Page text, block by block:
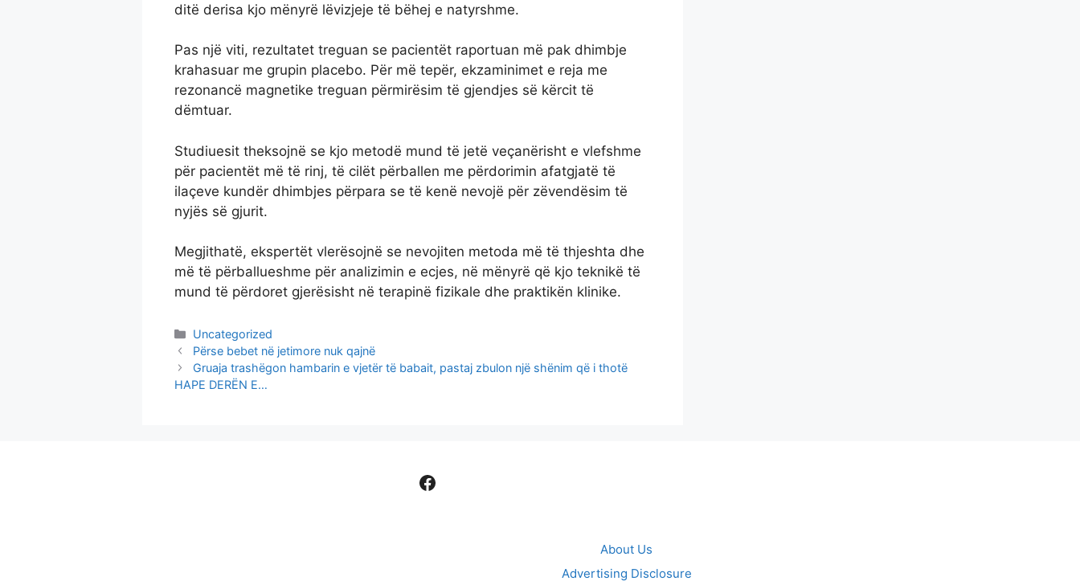
ditë derisa kjo mënyrë lëvizjeje të bëhej e natyrshme.
Pas një viti, rezultatet treguan se pacientët raportuan më pak dhimbje
krahasuar me grupin placebo. Për më tepër, ekzaminimet e reja me
rezonancë magnetike treguan përmirësim të gjendjes së kërcit të
dëmtuar.
Studiuesit theksojnë se kjo metodë mund të jetë veçanërisht e vlefshme
për pacientët më të rinj, të cilët përballen me përdorimin afatgjatë të
ilaçeve kundër dhimbjes përpara se të kenë nevojë për zëvendësim të
nyjës së gjurit.
Megjithatë, ekspertët vlerësojnë se nevojiten metoda më të thjeshta dhe
më të përballueshme për analizimin e ecjes, në mënyrë që kjo teknikë të
mund të përdoret gjerësisht në terapinë fizikale dhe praktikën klinike.
Categories
Uncategorized
Përse bebet në jetimore nuk qajnë
Gruaja trashëgon hambarin e vjetër të babait, pastaj zbulon një shënim që i thotë
HAPE DERËN E…
Facebook
About Us
Advertising Disclosure